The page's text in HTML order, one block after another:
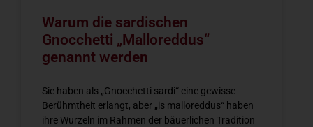
Warum die sardischen
Gnocchetti „Malloreddus“
genannt werden
Sie haben als „Gnocchetti sardi“ eine gewisse
Berühmtheit erlangt, aber „is malloreddus“ haben
ihre Wurzeln im Rahmen der bäuerlichen Tradition